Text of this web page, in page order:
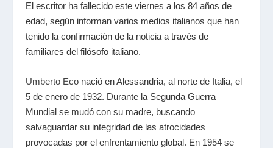
El escritor ha fallecido este viernes a los 84 años de
edad, según informan varios medios italianos que han
tenido la confirmación de la noticia a través de
familiares del filósofo italiano.
Umberto Eco nació en Alessandria, al norte de Italia, el
5 de enero de 1932. Durante la Segunda Guerra
Mundial se mudó con su madre, buscando
salvaguardar su integridad de las atrocidades
provocadas por el enfrentamiento global. En 1954 se